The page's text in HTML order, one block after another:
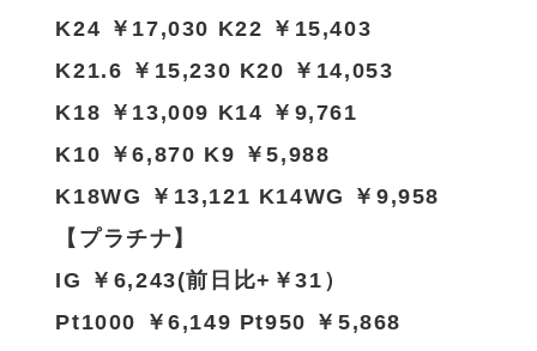
K24 ￥17,030 K22 ￥15,403
K21.6 ￥15,230 K20 ￥14,053
K18 ￥13,009 K14 ￥9,761
K10 ￥6,870 K9 ￥5,988
K18WG ￥13,121 K14WG ￥9,958
【プラチナ】
IG ￥6,243(前日比+￥31）
Pt1000 ￥6,149 Pt950 ￥5,868